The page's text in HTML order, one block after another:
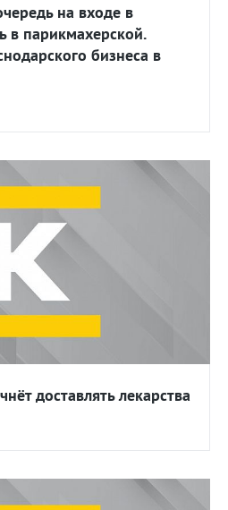
на входе в
в парикмахерской.
бизнеса в
доставлять лекарства